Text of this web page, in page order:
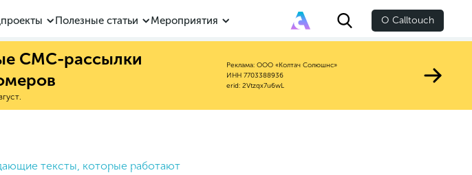
Полезные статьи Мероприятия О Calltouch
СМС-рассылки
Реклама: ООО «Колтач Солюшнс»
ИНН 7703388936
erid: 2Vtzqx7u6wL
тексты, которые работают